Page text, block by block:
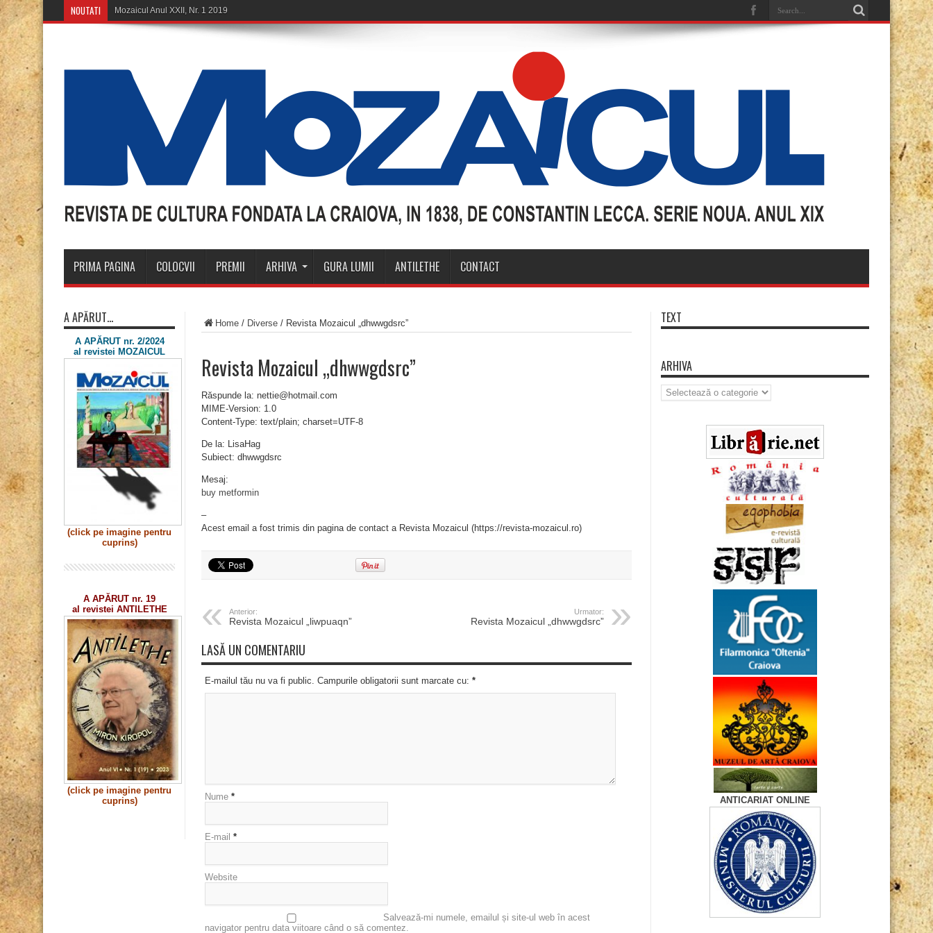
NOUTATI Mozaicul Anul XXII, Nr. 1 2019
PRIMA PAGINA COLOCVII PREMII ARHIVA GURA LUMII ANTILETHE CONTACT
Home / Diverse / Revista Mozaicul „dhwwgdsrc”
Revista Mozaicul „dhwwgdsrc”
Răspunde la: nettie@hotmail.com
MIME-Version: 1.0
Content-Type: text/plain; charset=UTF-8
De la: LisaHag
Subiect: dhwwgdsrc
Mesaj:
buy metformin
–
Acest email a fost trimis din pagina de contact a Revista Mozaicul (https://revista-mozaicul.ro)
Anterior:
Revista Mozaicul „liwpuaqn”
Urmator:
Revista Mozaicul „dhwwgdsrc”
LASĂ UN COMENTARIU
E-mailul tău nu va fi public. Campurile obligatorii sunt marcate cu: *
Nume *
E-mail *
Website
Salvează-mi numele, emailul și site-ul web în acest
navigator pentru data viitoare când o să comentez.
A APĂRUT…
A APĂRUT nr. 2/2024
al revistei MOZAICUL
(click pe imagine pentru
cuprins)
A APĂRUT nr. 19
al revistei ANTILETHE
(click pe imagine pentru
cuprins)
TEXT
ARHIVA
Arhiva
ANTICARIAT ONLINE